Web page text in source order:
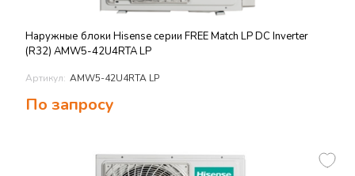
Наружные блоки Hisense серии FREE Match LP DC Inverter
(R32) AMW5-42U4RTA LP
Артикул: AMW5-42U4RTA LP
По запросу